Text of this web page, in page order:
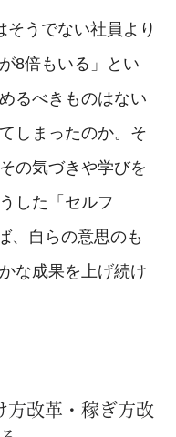
うでない社員より
8倍もいる」とい
るべきものはない
しまったのか。そ
の気づきや学びを
した「セルフ
、自らの意思のも
な成果を上げ続け
方改革・稼ぎ方改